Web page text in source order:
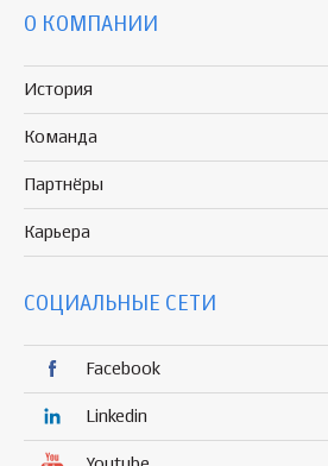
О КОМПАНИИ
История
Команда
Партнёры
Карьера
СОЦИАЛЬНЫЕ СЕТИ
Facebook
Linkedin